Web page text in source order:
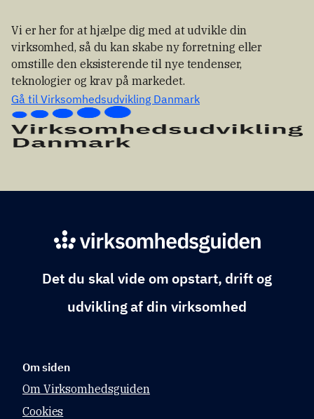
Vi er her for at hjælpe dig med at udvikle din
virksomhed, så du kan skabe ny forretning eller
omstille den eksisterende til nye tendenser,
teknologier og krav på markedet.
Gå til Virksomhedsudvikling Danmark
Det du skal vide om opstart, drift og
udvikling af din virksomhed
Om siden
Om Virksomhedsguiden
Cookies